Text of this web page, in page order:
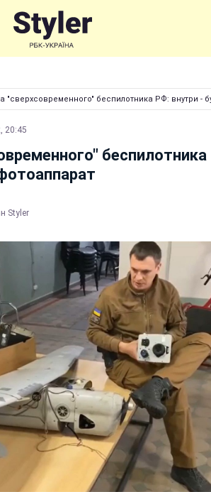
"сверхсовременного" беспилотника РФ: внутри -
20:45
Styler